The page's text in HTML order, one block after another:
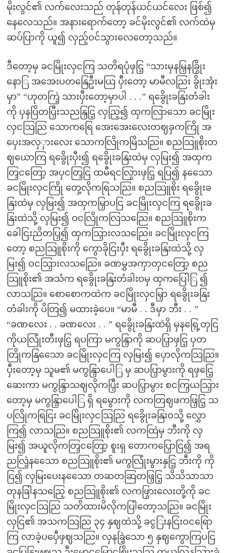
မိုးလွင်၏ လက်လေးသည် တုန်တုန်ယင်ယင်လေး ဖြစ်၍
နေလေသည်။ အနားရောက်တော့ ခင်မိုးလွင်၏ လက်ထဲမှ
ဆပ်ပြာကို ယူ၍ လှည့်ဝင်သွားလေတော့သည်။
ဒီတော့မှ ခငမြိုးလှငကြ သတိရပုံဖှငြ့ “သားမှနမြှနခြွိုး
နောြ အအေးပတနြေဦးမယြ ပှီးတော့ မာမီလညြး ခွိုးအုံး
မှာ” “ဟုတကြဲ့ သားပှီးတော့မှာပါ . . .” ရခွေိုးခနြးတံခါး
ကို ပှနပြိတပြှီးသညနြှငြ့ လှညြ့၍ ထှကလြာသော ခငမြိုး
လှငသြညြ သောကရြေ အေးအေးလေးတဈခှကကြို အ
ပှေးအလှှားလေး သောကလြိုကမြိသညြ။ စညသြူစိုးတ
ဈယောကြ ရခွေိုးပှီး၍ ရခွေိုးခနြးထဲမှ လှမြး၍ အထှက
တြှငတြော့ အပှငတြှငြ ထမီရငလြွားဖှငြ့ ရပြ၍ နသေော
ခငမြိုးလှငကြို တှေ့လိုကရြသညြ။ စညသြူစိုး ရခွေိုးခ
နြးထဲမှ လှမြး၍ အထှကမြှာပငြ ခငမြိုးလှငကြ ရခွေိုးခ
နြးထဲသို့ လှမြး၍ ဝငလြိုကလြသညြေ။ စညသြူစိုးက
ခေါငြးညိတပြှ၍ ထှကသြှားလသညြေ။ ခငမြိုးလှငကြ
တော့ စညသြူစိုးကို ကွောခိုငြးပှီး ရခွေိုးခနြးထဲသို့ လှ
မြး၍ ဝငသြှားလသညြေ။ ခဏမွှအကှာတှငတြော့ စည
သြူစိုး၏ အသံက ရခွေိုးခနြးတံခါးဝမှ ထှကပြေါြ ၍
လာသညြ။ စောစောကထဲက ခငမြိုးလှငမြှာ ရခွေိုးခနြး
တံခါးကို ပိတြ၍ မထားခဲ့ပေ။ “မာမီ . . ဒီမှာ ဘီး . . ”
“ခဏလေး . . ခဏလေး . . ” ရခွေိုးခနြးထဲရှိ မှနရြှေ့တှငြ
ကိုယလြုံးတီးဖှငြ့ ရပကြာ မကွနြှာကို ဆပပြှာဖှငြ့ ပှတ
တြိုကနြသေော ခငမြိုးလှငကြ လှမြး၍ ပှောလိုကသြညြ။
ပှီးတော့မှ သူမ၏ မကွနြှာပေါြ မှ ဆပပြှာမွားကို ရဖှငြေ့
ဆေးကာ မကွနြှာသဈလိုကပြှီး ဆပပြှာမွား စငကြှယသြှား
တော့မှ မကွနြှာပေါြ ရှိ ရမွေားကို လကတြဈဖကဖြှငြ့ သ
ပလြိုကရြငြး ခငမြိုးလှငသြညြ ရခွေိုးခနြးဝသို့ လွှော
ကြ၍ လာသညြ။ စညသြူစိုး၏ လကထြဲမှ ဘီးကို လှ
မြး၍ အယူလိုကတြှငတြော့ စူးရှ တောကပြှောငြ၍ အရ
ညလြဲ့နသေော စညသြူစိုး၏ မကွလြုံးမွားနှငြ့ ဘီးကို ကို
ငြ၍ လှမြးပေးနသေော တဆတဆြတဖြှငြ့ သိသိသာသာ
တုနခြါနသညြေ့ စညသြူစိုး၏ လကဖြွားလေးတို့ကို ခင
မြိုးလှငသြညြ သတိထားမိလိုကပြါတော့သညြ။ ခငမြိုး
လှငြ၏ အသကသြညြ ၃၄ နှဈထဲသို့ ခငွြးနငြးဝငရြော
ကြ လာခဲ့ပပှေီဖှဈသညြ။ လှနခြဲ့သော ၅ နှဈကွောကြပငြ